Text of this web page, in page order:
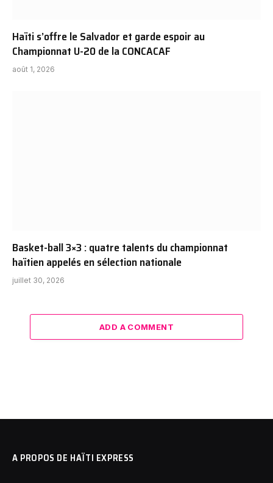
Haïti s’offre le Salvador et garde espoir au
Championnat U-20 de la CONCACAF
août 1, 2026
Basket-ball 3×3 : quatre talents du championnat
haïtien appelés en sélection nationale
juillet 30, 2026
ADD A COMMENT
A PROPOS DE HAÏTI EXPRESS